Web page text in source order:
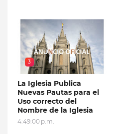
3
La Iglesia Publica
Nuevas Pautas para el
Uso correcto del
Nombre de la Iglesia
4:49:00 p.m.